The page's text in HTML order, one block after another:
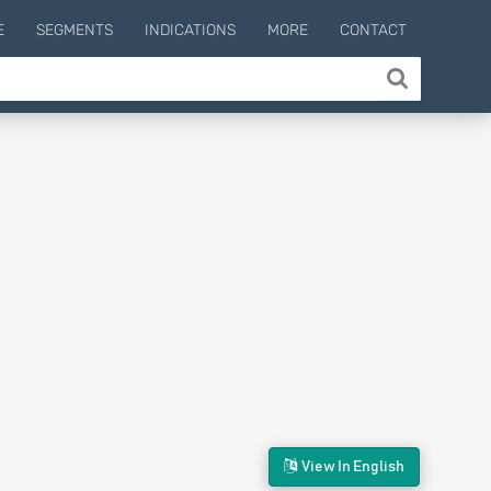
SEGMENTS INDICATIONS MORE CONTACT
View In English